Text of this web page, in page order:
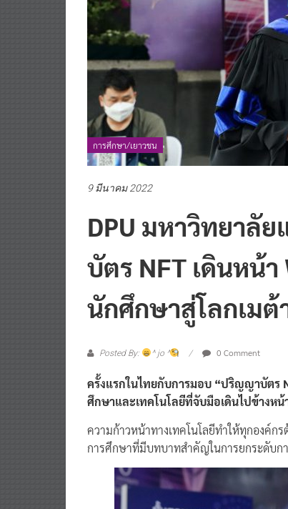
การศึกษา/เยาวชน
9 มีนาคม 2022
DPU มหาวิทยาลั
บัตร NFT เดินหน้
นักศึกษาสู่โลกเมต้
Posted By: ^ jo ^ 0 Comment
ครั้งแรกในไทยกับการมอบ “ปริญญาบัตร
ศึกษาและเทคโนโลยีที่จับมือเดินไปข้างห
ความก้าวหน้าทางเทคโนโลยีทำให้ทุกองค์ก
การศึกษาที่มีบทบาทสำคัญในการยกระดับก